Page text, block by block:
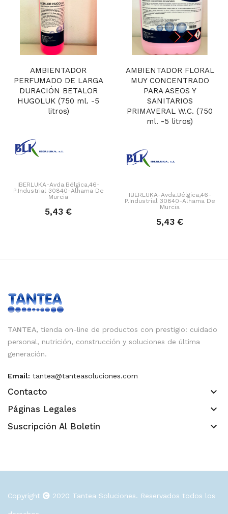
AMBIENTADOR
PERFUMADO DE LARGA
DURACIÓN BETALOR
HUGOLUK (750 ml. -5
litros)
IBERLUKA-Avda.Bélgica,46-
P.Industrial 30840-Alhama De
Murcia
5,43 €
AMBIENTADOR FLORAL
MUY CONCENTRADO
PARA ASEOS Y
SANITARIOS
PRIMAVERAL W.C. (750
ml. -5 litros)
IBERLUKA-Avda.Bélgica,46-
P.Industrial 30840-Alhama De
Murcia
5,43 €
TANTEA, tienda on-line de productos con prestigio: cuidado
personal, nutrición, construcción y soluciones de última
generación.
Email: tantea@tanteasoluciones.com
Contacto keyboard_arrow_down
Páginas Legales keyboard_arrow_down
Suscripción Al Boletín keyboard_arrow_down
Copyright 2020 Tantea Soluciones. Reservados todos los